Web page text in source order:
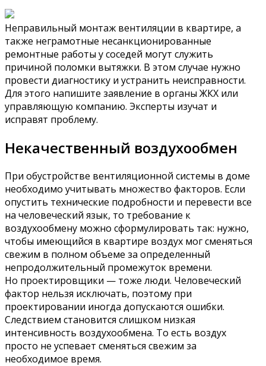
Неправильный монтаж вентиляции в квартире, а
также неграмотные несанкционированные
ремонтные работы у соседей могут служить
причиной поломки вытяжки. В этом случае нужно
провести диагностику и устранить неисправности.
Для этого напишите заявление в органы ЖКХ или
управляющую компанию. Эксперты изучат и
исправят проблему.
Некачественный воздухообмен
При обустройстве вентиляционной системы в доме
необходимо учитывать множество факторов. Если
опустить технические подробности и перевести все
на человеческий язык, то требование к
воздухообмену можно сформулировать так: нужно,
чтобы имеющийся в квартире воздух мог сменяться
свежим в полном объеме за определенный
непродолжительный промежуток времени.
Но проектировщики — тоже люди. Человеческий
фактор нельзя исключать, поэтому при
проектировании иногда допускаются ошибки.
Следствием становится слишком низкая
интенсивность воздухообмена. То есть воздух
просто не успевает сменяться свежим за
необходимое время.